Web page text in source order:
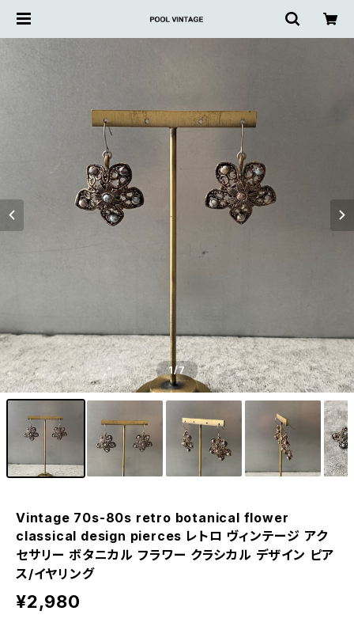
1/7
Vintage 70s-80s retro botanical flower
classical design pierces レトロ ヴィンテージ アク
セサリー ボタニカル フラワー クラシカル デザイン ピア
ス/イヤリング
¥2,980